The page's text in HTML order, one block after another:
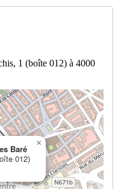
1 (boîte 012) à 4000
Baré
012)
×